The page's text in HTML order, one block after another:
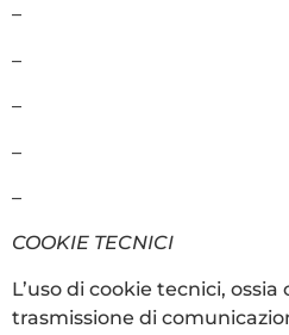
–
–
–
–
–
COOKIE TECNICI
L’uso di cookie tecnici,
trasmissione di